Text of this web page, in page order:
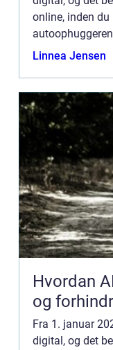
online, inden
skal gøre. Det
Linnea Jensen
Hvordan
og
Fra 1. januar
digital, og det